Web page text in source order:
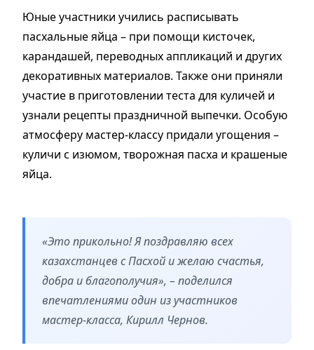
Юные участники учились расписывать
пасхальные яйца – при помощи кисточек,
карандашей, переводных аппликаций и других
декоративных материалов. Также они приняли
участие в приготовлении теста для куличей и
узнали рецепты праздничной выпечки. Особую
атмосферу мастер-классу придали угощения –
куличи с изюмом, творожная пасха и крашеные
яйца.
«Это прикольно! Я поздравляю всех
казахстанцев с Пасхой и желаю счастья,
добра и благополучия», – поделился
впечатлениями один из участников
мастер-класса, Кирилл Чернов.